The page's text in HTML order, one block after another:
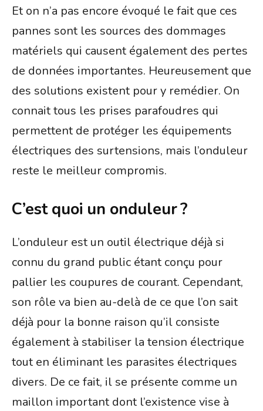
Et on n’a pas encore évoqué le fait que ces
pannes sont les sources des dommages
matériels qui causent également des pertes
de données importantes. Heureusement que
des solutions existent pour y remédier. On
connait tous les prises parafoudres qui
permettent de protéger les équipements
électriques des surtensions, mais l’onduleur
reste le meilleur compromis.
C’est quoi un onduleur ?
L’onduleur est un outil électrique déjà si
connu du grand public étant conçu pour
pallier les coupures de courant. Cependant,
son rôle va bien au-delà de ce que l’on sait
déjà pour la bonne raison qu’il consiste
également à stabiliser la tension électrique
tout en éliminant les parasites électriques
divers. De ce fait, il se présente comme un
maillon important dont l’existence vise à